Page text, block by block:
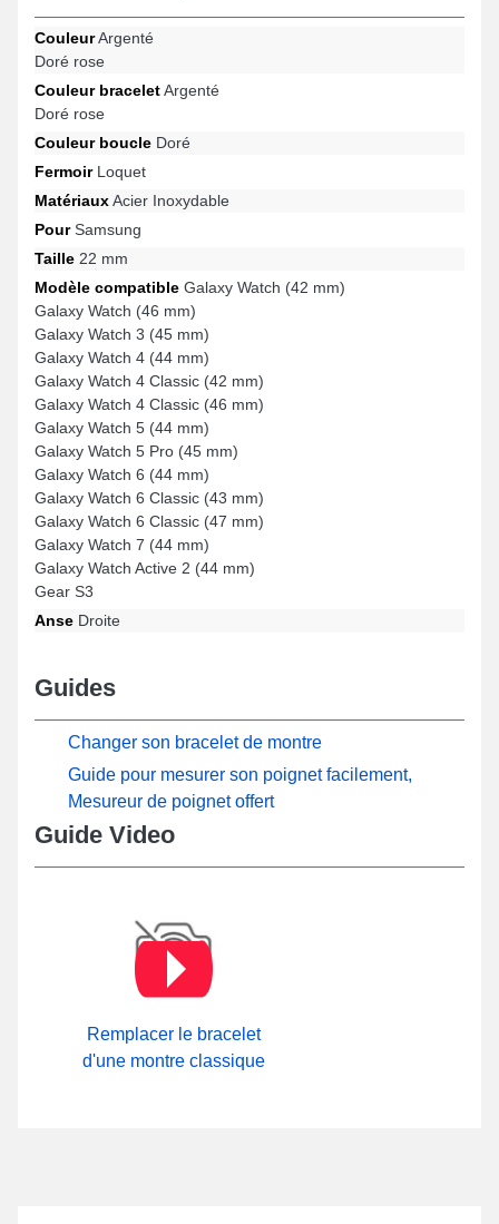
CouleurArgenté
Doré rose
Couleur braceletArgenté
Doré rose
Couleur boucle Doré
FermoirLoquet
MatériauxAcier Inoxydable
PourSamsung
Taille 22 mm
Modèle compatible Galaxy Watch (42 mm)
Galaxy Watch (46 mm)
Galaxy Watch 3 (45 mm)
Galaxy Watch 4 (44 mm)
Galaxy Watch 4 Classic (42 mm)
Galaxy Watch 4 Classic (46 mm)
Galaxy Watch 5 (44 mm)
Galaxy Watch 5 Pro (45 mm)
Galaxy Watch 6 (44 mm)
Galaxy Watch 6 Classic (43 mm)
Galaxy Watch 6 Classic (47 mm)
Galaxy Watch 7 (44 mm)
Galaxy Watch Active 2 (44 mm)
Gear S3
Anse Droite
Guides
Changer son bracelet de montre
Guide pour mesurer son poignet facilement,
Mesureur de poignet offert
Guide Video
Remplacer le bracelet
d'une montre classique